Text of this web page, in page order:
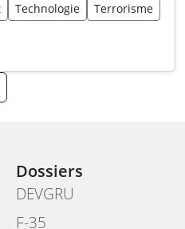
Technologie
Terrorisme
Dossiers
DEVGRU
F-35